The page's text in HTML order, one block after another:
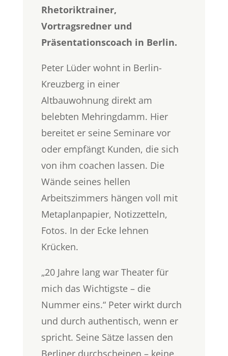
Rhetoriktrainer,
Vortragsredner und
Präsentationscoach in Berlin.
Peter Lüder wohnt in Berlin-
Kreuzberg in einer
Altbauwohnung direkt am
belebten Mehringdamm. Hier
bereitet er seine Seminare vor
oder empfängt Kunden, die sich
von ihm coachen lassen. Die
Wände seines hellen
Arbeitszimmers hängen voll mit
Metaplanpapier, Notizzetteln,
Fotos. In der Ecke lehnen
Krücken.
„20 Jahre lang war Theater für
mich das Wichtigste – die
Nummer eins.“ Peter wirkt durch
und durch authentisch, wenn er
spricht. Seine Sätze lassen den
Berliner durchscheinen – keine